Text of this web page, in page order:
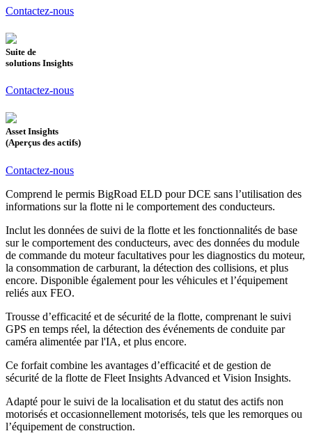
Contactez-nous
Suite de
solutions Insights
Contactez-nous
Asset Insights
(Aperçus des actifs)
Contactez-nous
Comprend le permis BigRoad ELD pour DCE sans l’utilisation des
informations sur la flotte ni le comportement des conducteurs.
Inclut les données de suivi de la flotte et les fonctionnalités de base
sur le comportement des conducteurs, avec des données du module
de commande du moteur facultatives pour les diagnostics du moteur,
la consommation de carburant, la détection des collisions, et plus
encore. Disponible également pour les véhicules et l’équipement
reliés aux FEO.
Trousse d’efficacité et de sécurité de la flotte, comprenant le suivi
GPS en temps réel, la détection des événements de conduite par
caméra alimentée par l'IA, et plus encore.
Ce forfait combine les avantages d’efficacité et de gestion de
sécurité de la flotte de Fleet Insights Advanced et Vision Insights.
Adapté pour le suivi de la localisation et du statut des actifs non
motorisés et occasionnellement motorisés, tels que les remorques ou
l’équipement de construction.